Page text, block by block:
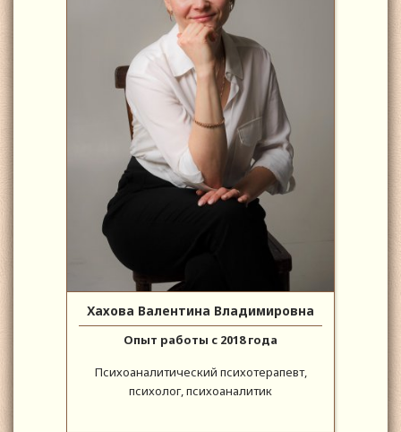
Хахова Валентина Владимировна
Опыт работы с 2018 года
Психоаналитический психотерапевт,
психолог, психоаналитик